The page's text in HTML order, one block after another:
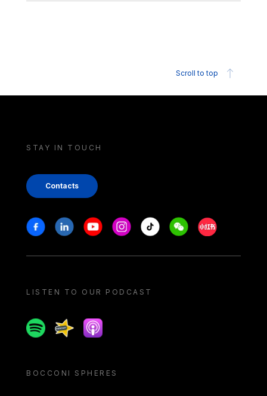
Scroll to top
STAY IN TOUCH
Contacts
Stay in touch
FacebookLinkedinYoutubeInstagram
Tiktok WeechatXiaohongshu/
LISTEN TO OUR PODCAST
SpotifySpreakerApple podcast
BOCCONI SPHERES